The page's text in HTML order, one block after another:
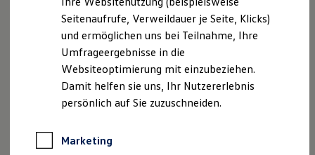
Sonderfahrzeuge
Anpfiff zum Gewinn
Elektromobilität
Elektroautos
ID. Tutorials
Elektrofahrzeugkonzepte
ID. EVERY1
Reichweite
Rekuperation
Seitenaufrufe, Verweildauer je Seite, Klicks)
und ermöglichen uns bei Teilnahme, Ihre
Umfrageergebnisse in die
Websiteoptimierung mit einzubeziehen.
Damit helfen sie uns, Ihr Nutzererlebnis
persönlich auf Sie zuzuschneiden.
Marketing